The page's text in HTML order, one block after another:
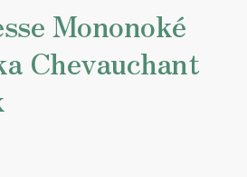
Mononoké
Chevauchant